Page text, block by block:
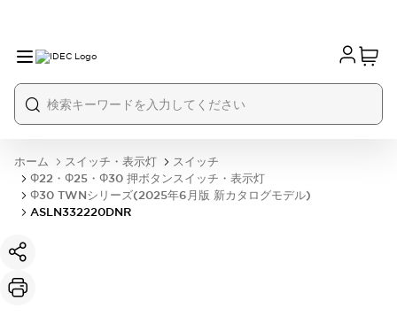
ホーム スイッチ・表示灯
スイッチ
Φ22・Φ25・Φ30 押ボタンスイッチ・表示灯
Φ30 TWNシリーズ(2025年6月版 新カタログモデル)
ASLN332220DNR